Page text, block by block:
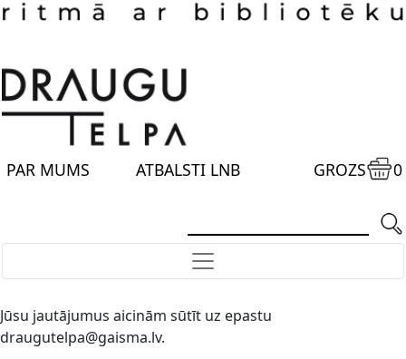
PAR MUMS ATBALSTI LNB GROZS 0
Jūsu jautājumus aicinām sūtīt uz epastu
draugutelpa@gaisma.lv.